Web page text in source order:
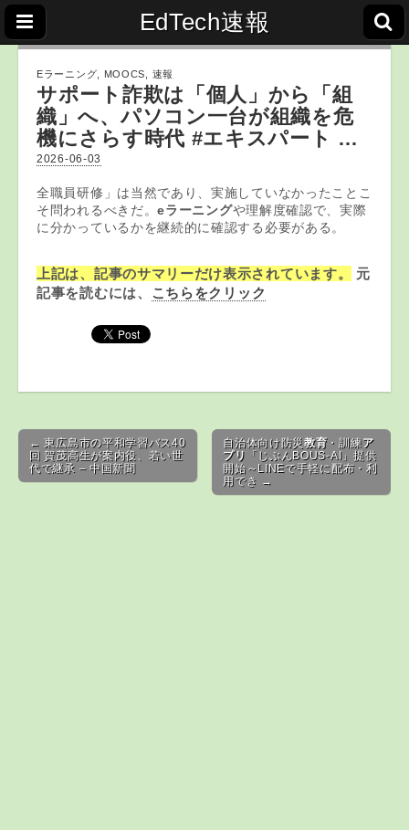
EdTech速報
Eラーニング MOOCS 速報
サポート詐欺は「個人」から「組
織」へ、パソコン一台が組織を危
機にさらす時代 #エキスパート …
2026-06-03
全職員研修」は当然であり、実施していなかったことこ
そ問われるべきだ。eラーニングや理解度確認で、実際
に分かっているかを継続的に確認する必要がある。
上記は、記事のサマリーだけ表示されています。
元
記事を読むには、 こちらをクリック
Post navigation
← 東広島市の平和学習バス40
回 賀茂高生が案内役、若い世
代で継承 – 中国新聞
自治体向け防災教育・訓練ア
プリ
「じぶんBOUS-AI」提供
開始～LINEで手軽に配布・利
用でき →